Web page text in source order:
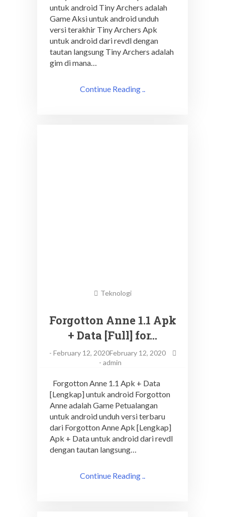
untuk android Tiny Archers adalah
Game Aksi untuk android unduh
versi terakhir Tiny Archers Apk
untuk android dari revdl dengan
tautan langsung Tiny Archers adalah
gim di mana…
Continue Reading ..
Teknologi
Forgotton Anne 1.1 Apk
+ Data [Full] for…
- February 12, 2020February 12, 2020
- admin
Forgotton Anne 1.1 Apk + Data
[Lengkap] untuk android Forgotton
Anne adalah Game Petualangan
untuk android unduh versi terbaru
dari Forgotton Anne Apk [Lengkap]
Apk + Data untuk android dari revdl
dengan tautan langsung…
Continue Reading ..